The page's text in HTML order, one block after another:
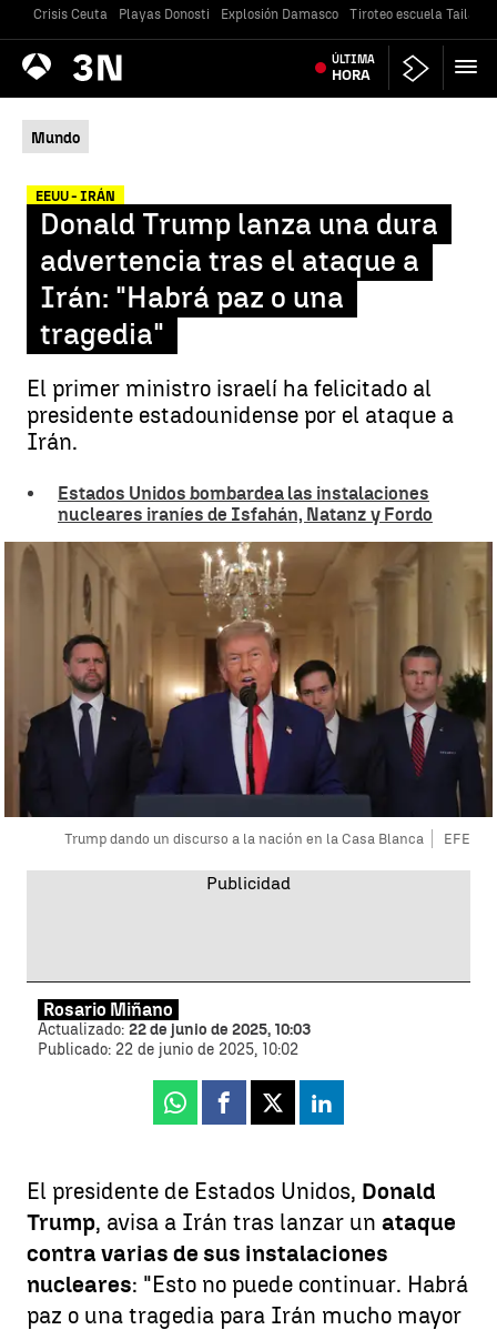
Crisis Ceuta Playas Donosti Explosión Damasco Tiroteo escuela
Antena
3 Noticias ÚLTIMA
HORA
Mundo
EEUU - IRÁN
Donald Trump lanza una dura
advertencia tras el ataque a
Irán: "Habrá paz o una
tragedia"
El primer ministro israelí ha felicitado al
presidente estadounidense por el ataque a
Irán.
Estados Unidos bombardea las instalaciones
nucleares iraníes de Isfahán, Natanz y Fordo
Trump dando un discurso a la nación en la Casa Blanca EFE
Rosario Miñano
Actualizado: 22 de junio de 2025, 10:03
Publicado: 22 de junio de 2025, 10:02
Whatsapp
Facebook
X Linkedin
El presidente de Estados Unidos, Donald
Trump, avisa a Irán tras lanzar un ataque
contra varias de sus instalaciones
nucleares: "Esto no puede continuar. Habrá
paz o una tragedia para Irán mucho mayor